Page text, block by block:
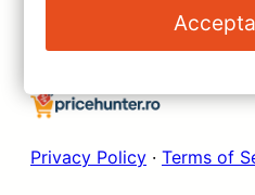
10, 4+64GB,
Procesor
Privacy Policy · Terms of